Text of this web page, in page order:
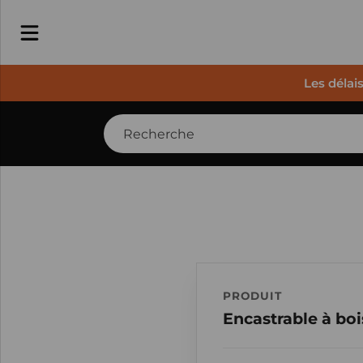
Les
PRODUIT
Encastrable à